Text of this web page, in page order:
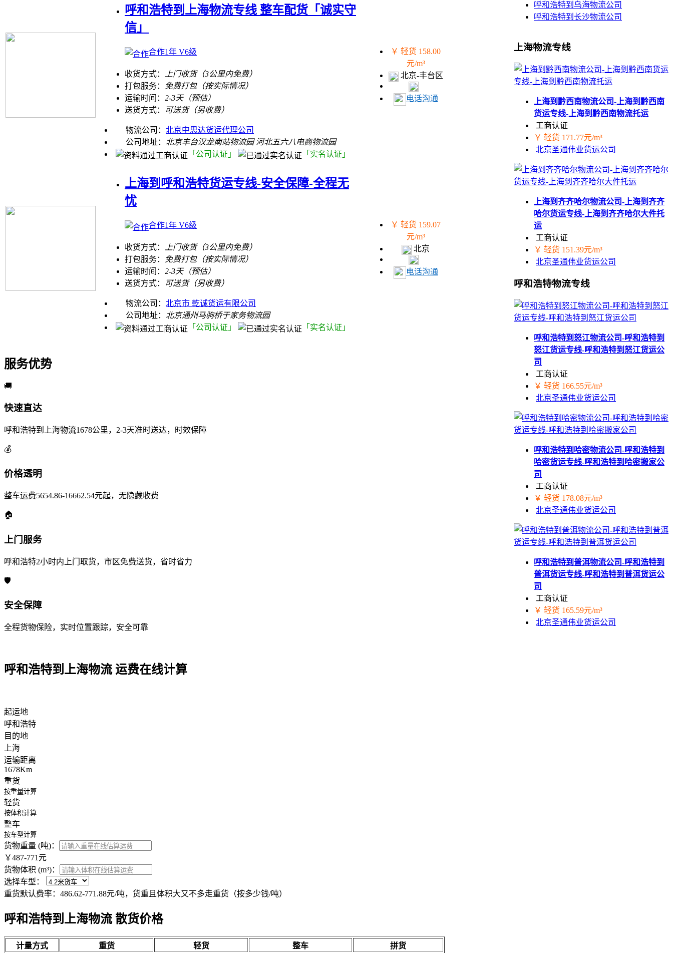
呼和浩特到上海物流专线 整车配货「诚实守
信」
合作1年 V6级
收货方式：
上门收货（3公里内免费）
打包服务：
免费打包（按实际情况）
运输时间： 2-3天（预估）
送货方式：
可送货（另收费）
物流公司： 北京中思达货运代理公司
公司地址： 北京丰台汉龙南站物流园 河北五六八电商物流园
「公司认证」
「实名认证」
￥ 轻货 158.00
元/m³
北京-丰台区
电话沟通
上海到呼和浩特货运专线-安全保障-全程无
忧
合作1年 V6级
收货方式：
上门收货（3公里内免费）
打包服务：
免费打包（按实际情况）
运输时间： 2-3天（预估）
送货方式：
可送货（另收费）
物流公司： 北京市 乾诚货运有限公司
公司地址： 北京通州马驹桥于家务物流园
「公司认证」
「实名认证」
￥ 轻货 159.07
元/m³
北京
电话沟通
服务优势
🚚
快速直达
呼和浩特到上海物流1678公里，2-3天准时送达，时效保障
💰
价格透明
整车运费5654.86-16662.54元起，无隐藏收费
🏠
上门服务
呼和浩特2小时内上门取货，市区免费送货，省时省力
🛡️
安全保障
全程货物保险，实时位置跟踪，安全可靠
呼和浩特到上海物流 运费在线计算
起运地
呼和浩特
目的地
上海
运输距离
1678Km
重货
按重量计算
轻货
按体积计算
整车
按车型计算
货物重量 (吨)：
￥487-771元
货物体积 (m³)：
选择车型：
重货默认费率：486.62-771.88元/吨，货重且体积大又不多走重货（按多少钱/吨）
呼和浩特到上海物流 散货价格
计量方式 重货 轻货 整车 拼货
呼和浩特到乌海物流公司
呼和浩特到长沙物流公司
上海物流专线
上海到黔西南物流公司-上海到黔西南
货运专线-上海到黔西南物流托运
工商认证
￥ 轻货 171.77元/m³
北京圣通伟业货运公司
上海到齐齐哈尔物流公司-上海到齐齐
哈尔货运专线-上海到齐齐哈尔大件托
运
工商认证
￥ 轻货 151.39元/m³
北京圣通伟业货运公司
呼和浩特物流专线
呼和浩特到怒江物流公司-呼和浩特到
怒江货运专线-呼和浩特到怒江货运公
司
工商认证
￥ 轻货 166.55元/m³
北京圣通伟业货运公司
呼和浩特到哈密物流公司-呼和浩特到
哈密货运专线-呼和浩特到哈密搬家公
司
工商认证
￥ 轻货 178.08元/m³
北京圣通伟业货运公司
呼和浩特到普洱物流公司-呼和浩特到
普洱货运专线-呼和浩特到普洱货运公
司
工商认证
￥ 轻货 165.59元/m³
北京圣通伟业货运公司